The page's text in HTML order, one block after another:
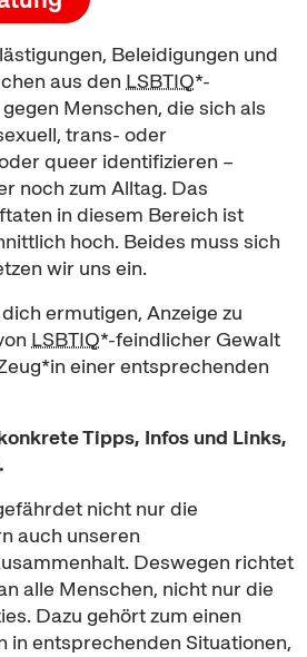
Beleidigungen und
aus den LSBTIQ*-
gegen Menschen, die sich als
trans- oder
queer identifizieren –
noch zum Alltag. Das
in diesem Bereich ist
hoch. Beides muss sich
wir uns ein.
ermutigen, Anzeige zu
LSBTIQ*-feindlicher Gewalt
einer entsprechenden
Tipps, Infos und Links,
nicht nur die
auch unseren
Deswegen richtet
alle Menschen, nicht nur die
. Dazu gehört zum einen
in entsprechenden Situationen,